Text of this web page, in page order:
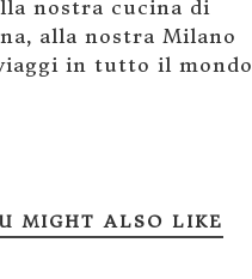
nostra cucina di
alla nostra Milano
in tutto il mondo
MIGHT ALSO LIKE